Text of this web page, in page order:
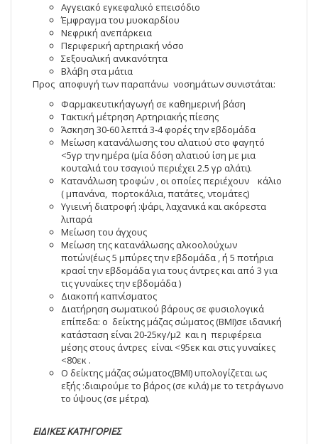
Αγγειακό εγκεφαλικό επεισόδιο
Έμφραγμα του μυοκαρδίου
Νεφρική ανεπάρκεια
Περιφερική αρτηριακή νόσο
Σεξουαλική ανικανότητα
Βλάβη στα μάτια
Προς αποφυγή των παραπάνω νοσημάτων συνιστάται:
Φαρμακευτικήαγωγή σε καθημερινή βάση
Τακτική μέτρηση Αρτηριακής πίεσης
Άσκηση 30-60 λεπτά 3-4 φορές την εβδομάδα
Μείωση κατανάλωσης του αλατιού στο φαγητό
<5γρ την ημέρα (μία δόση αλατιού ίση με μια
κουταλιά του τσαγιού περιέχει 2.5 γρ αλάτι).
Κατανάλωση τροφών , οι οποίες περιέχουν κάλιο
( μπανάνα, πορτοκάλια, πατάτες, ντομάτες)
Υγιεινή διατροφή :ψάρι, λαχανικά και ακόρεστα
λιπαρά
Μείωση του άγχους
Μείωση της κατανάλωσης αλκοολούχων
ποτών(έως 5 μπύρες την εβδομάδα , ή 5 ποτήρια
κρασί την εβδομάδα για τους άντρες και από 3 για
τις γυναίκες την εβδομάδα )
Διακοπή καπνίσματος
Διατήρηση σωματικού βάρους σε φυσιολογικά
επίπεδα: ο δείκτης μάζας σώματος (ΒΜΙ)σε ιδανική
κατάσταση είναι 20-25κγ/μ2 και η περιφέρεια
μέσης στους άντρες είναι <95εκ και στις γυναίκες
<80εκ .
Ο δείκτης μάζας σώματος(ΒΜΙ) υπολογίζεται ως
εξής :διαιρούμε το βάρος (σε κιλά) με το τετράγωνο
το ύψους (σε μέτρα).
ΕΙΔΙΚΕΣ ΚΑΤΗΓΟΡΙΕΣ